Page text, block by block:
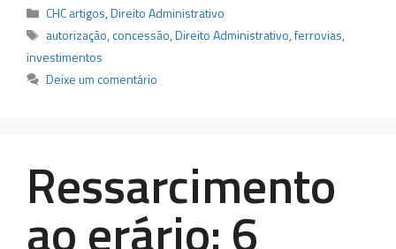
Categorias
CHC artigos,Direito Administrativo
Tags
autorização,concessão,Direito Administrativo,ferrovias,
investimentos
Deixe um comentário
Ressarcimento
ao erário: 6